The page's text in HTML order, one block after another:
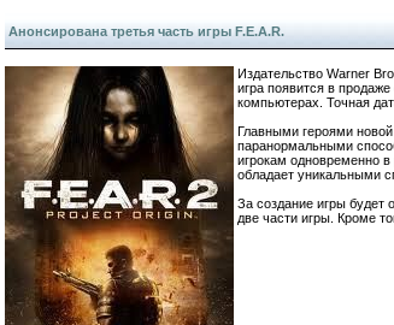
Анонсирована третья часть игры F.E.A.R.
Издательство Warner
игра появится в
компьютерах. Точная
Главными героями
паранормальными
игрокам одновременно
обладает уникальными
За создание игры будет
две части игры. Кроме